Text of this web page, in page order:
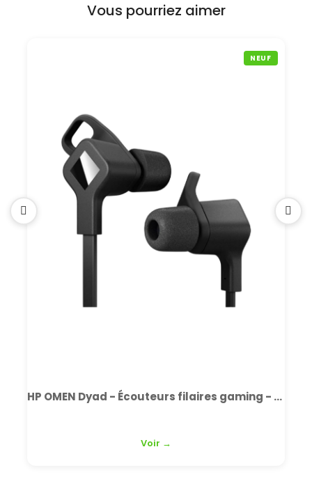
Vous pourriez aimer
HP OMEN Dyad - Écouteurs filaires gaming - Neuf